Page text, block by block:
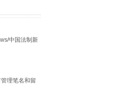
中国法制新
理笔名和留